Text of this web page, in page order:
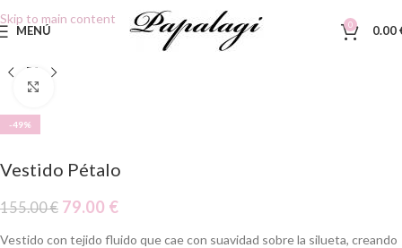
Skip to main content
MENÚ 0 0.00
-49%
Vestido Pétalo
155.00€ 79.00 €
Vestido con tejido fluido que cae con suavidad sobre la silueta, creando